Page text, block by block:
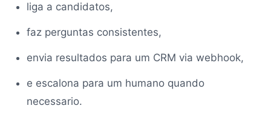
liga a candidatos,
faz perguntas consistentes,
envia resultados para um CRM via webhook,
e escalona para um humano quando
necessario.